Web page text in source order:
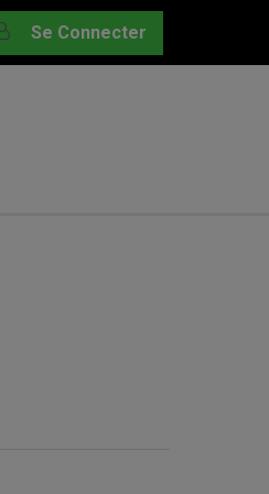
Se Connecter